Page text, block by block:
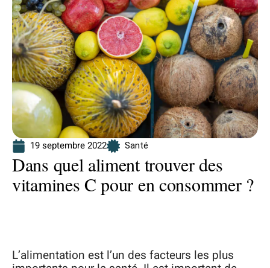
19 septembre 2022 Santé
Dans quel aliment trouver des
vitamines C pour en consommer ?
L’alimentation est l’un des facteurs les plus